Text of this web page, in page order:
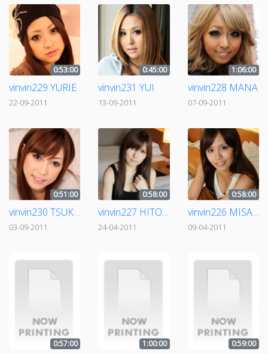
0:53:00
vinvin229 YURIE
22-09-2011
0:45:00
vinvin231 YUI
13-09-2011
1:06:00
vinvin228 MANA
07-09-2011
0:51:00
vinvin230 TSUKASA
03-09-2011
0:58:00
vinvin227 HITOMI
24-04-2011
0:58:00
vinvin226 MISATO
09-04-2011
0:57:00 1:00:00 0:59:00